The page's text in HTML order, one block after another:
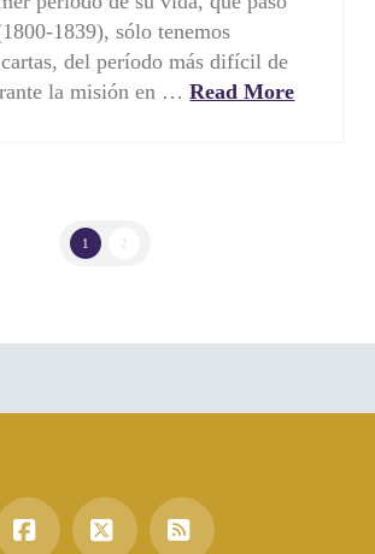
1839), sólo tenemos
del período más difícil de
la misión en …Read More
1